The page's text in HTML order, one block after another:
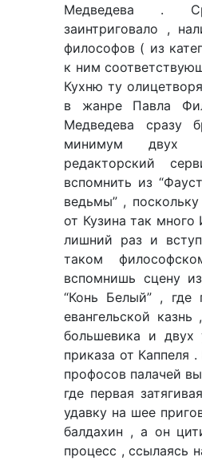
Медведева .
заинтриговало ,
философов ( из
к ним
Кухню ту
в жанре Павла
Медведева сразу
минимум двух
редакторский
вспомнить из
ведьмы” ,
от Кузина так
лишний раз и
таком
вспомнишь сцену
“Конь Белый” , где
евангельской
большевика и двух
приказа от Каппеля
профосов палачей
где первая
удавку на шее
балдахин , а он
процесс , ссылаясь